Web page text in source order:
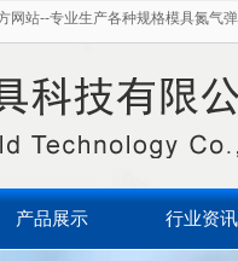
网站--专业生产各种规格模具氮气
产品展示 行业资讯